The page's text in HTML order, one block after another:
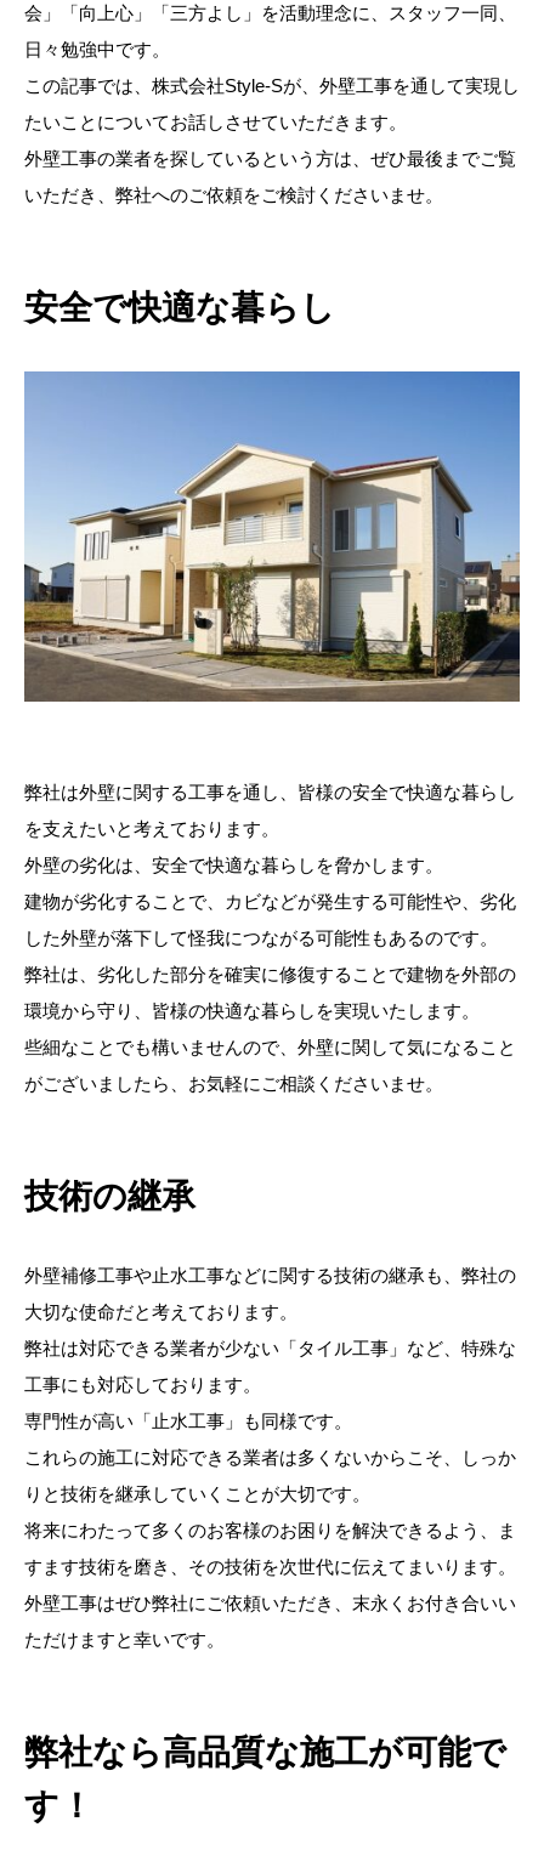
会」「向上心」「三方よし」を活動理念に、スタッフ一同、
日々勉強中です。
この記事では、株式会社Style-Sが、外壁工事を通して実現し
たいことについてお話しさせていただきます。
外壁工事の業者を探しているという方は、ぜひ最後までご覧
いただき、弊社へのご依頼をご検討くださいませ。
安全で快適な暮らし
弊社は外壁に関する工事を通し、皆様の安全で快適な暮らし
を支えたいと考えております。
外壁の劣化は、安全で快適な暮らしを脅かします。
建物が劣化することで、カビなどが発生する可能性や、劣化
した外壁が落下して怪我につながる可能性もあるのです。
弊社は、劣化した部分を確実に修復することで建物を外部の
環境から守り、皆様の快適な暮らしを実現いたします。
些細なことでも構いませんので、外壁に関して気になること
がございましたら、お気軽にご相談くださいませ。
技術の継承
外壁補修工事や止水工事などに関する技術の継承も、弊社の
大切な使命だと考えております。
弊社は対応できる業者が少ない「タイル工事」など、特殊な
工事にも対応しております。
専門性が高い「止水工事」も同様です。
これらの施工に対応できる業者は多くないからこそ、しっか
りと技術を継承していくことが大切です。
将来にわたって多くのお客様のお困りを解決できるよう、ま
すます技術を磨き、その技術を次世代に伝えてまいります。
外壁工事はぜひ弊社にご依頼いただき、末永くお付き合いい
ただけますと幸いです。
弊社なら高品質な施工が可能で
す！